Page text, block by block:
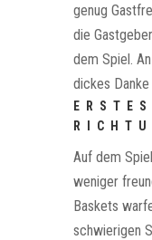
genug
die
dem Spiel.
dickes
Auf dem
weniger
Baskets
schwierigen